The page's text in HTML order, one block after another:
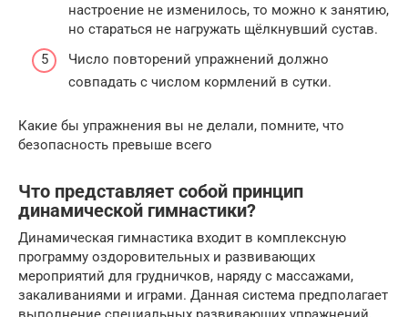
настроение не изменилось, то можно к занятию,
но стараться не нагружать щёлкнувший сустав.
Число повторений упражнений должно
совпадать с числом кормлений в сутки.
Какие бы упражнения вы не делали, помните, что
безопасность превыше всего
Что представляет собой принцип
динамической гимнастики?
Динамическая гимнастика входит в комплексную
программу оздоровительных и развивающих
мероприятий для грудничков, наряду с массажами,
закаливаниями и играми. Данная система предполагает